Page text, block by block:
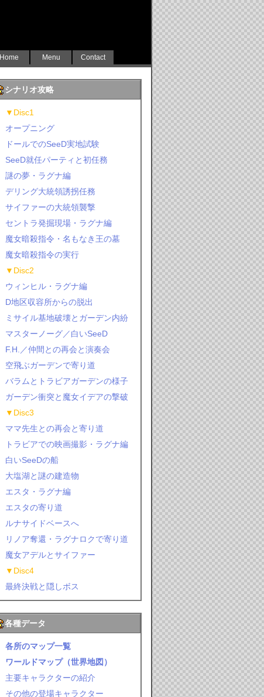
Home Menu Contact
シナリオ攻略
▼Disc1
オープニング
ドールでのSeeD実地試験
SeeD就任パーティと初任務
謎の夢・ラグナ編
デリング大統領誘拐任務
サイファーの大統領襲撃
セントラ発掘現場・ラグナ編
魔女暗殺指令・名もなき王の墓
魔女暗殺指令の実行
▼Disc2
ウィンヒル・ラグナ編
D地区収容所からの脱出
ミサイル基地破壊とガーデン内紛
マスターノーグ／白いSeeD
F.H.／仲間との再会と演奏会
空飛ぶガーデンで寄り道
バラムとトラビアガーデンの様子
ガーデン衝突と魔女イデアの撃破
▼Disc3
ママ先生との再会と寄り道
トラビアでの映画撮影・ラグナ編
白いSeeDの船
大塩湖と謎の建造物
エスタ・ラグナ編
エスタの寄り道
ルナサイドベースへ
リノア奪還・ラグナロクで寄り道
魔女アデルとサイファー
▼Disc4
最終決戦と隠しボス
各種データ
各所のマップ一覧
ワールドマップ（世界地図）
主要キャラクターの紹介
その他の登場キャラクター